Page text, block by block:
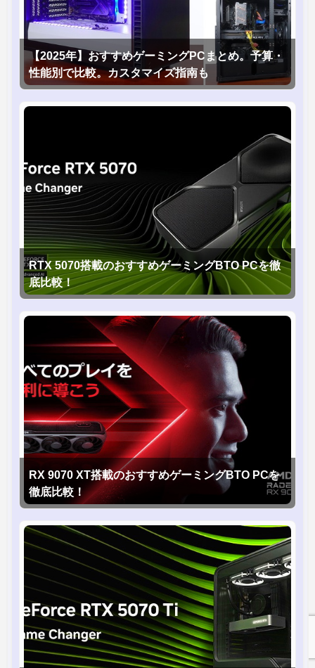
【2025年】おすすめゲーミングPCまとめ。予算・
性能別で比較。カスタマイズ指南も
RTX 5070搭載のおすすめゲーミングBTO PCを徹
底比較！
RX 9070 XT搭載のおすすめゲーミングBTO PCを
徹底比較！